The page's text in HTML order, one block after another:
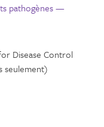
pathogènes —
Disease Control
seulement)